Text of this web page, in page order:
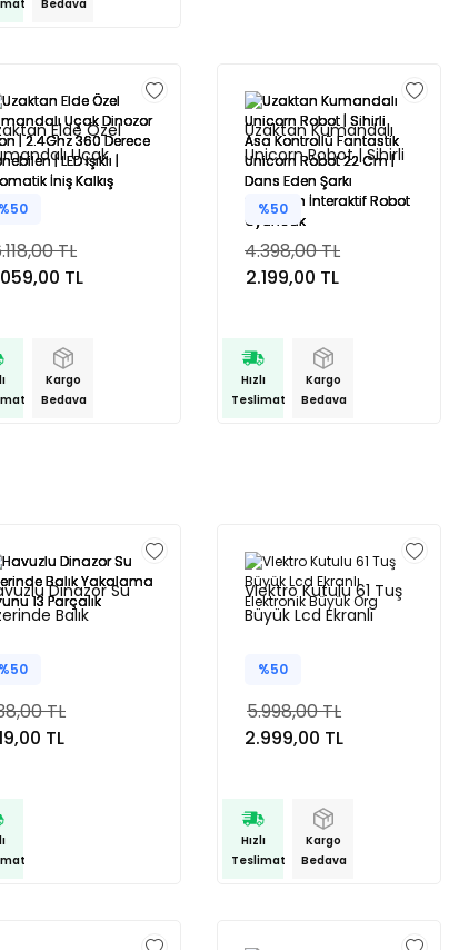
Bedava
Elde Özel
Uçak
Dron | 2.4Ghz
Derece
İniş Kalkış
%50
TL
TL
Kargo
Bedava
Uzaktan Kumandalı
Unicorn Robot | Sihirli
Asa Kontrollü
Fantastik Unicorn
Robot 22 Cm | Dans
Eden Şarkı Söyleyen
İnteraktif Robot
%50
4.398,00 TL
2.199,00 TL
Hızlı
Teslimat
Kargo
Bedava
Dinazor Su
Balık
%50
TL
TL
Vlektro Kutulu 61 Tuş
Büyük Lcd Ekranlı
%50
5.998,00 TL
2.999,00 TL
Hızlı
Teslimat
Kargo
Bedava